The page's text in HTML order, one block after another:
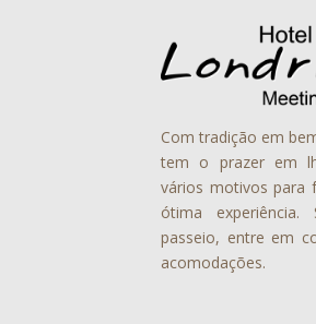
Com tradição em
tem o prazer em
vários motivos para
ótima
passeio, entre em
acomodações.